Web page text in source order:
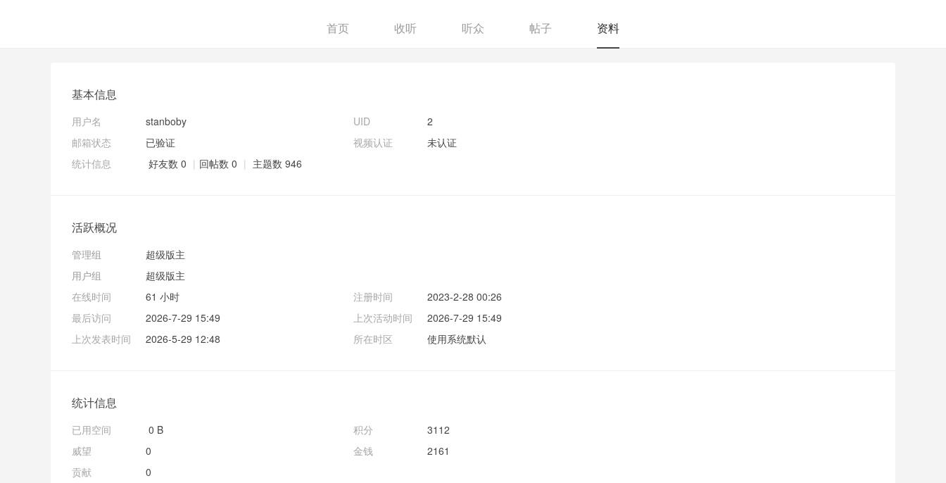
首页 收听 听众 帖子 资料
基本信息
用户名 stanboby UID
2
邮箱状态
已验证 视频认证
未认证
统计信息
好友数 0 | 回帖数 0 | 主题数 946
活跃概况
管理组
超级版主
用户组
超级版主
在线时间
61 小时 注册时间
2023-2-28 00:26
最后访问
2026-7-29 15:49 上次活动时间
2026-7-29 15:49
上次发表时间
2026-5-29 12:48 所在时区 使用系统默认
统计信息
已用空间 0 B 积分
3112
威望
0 金钱
2161
贡献
0